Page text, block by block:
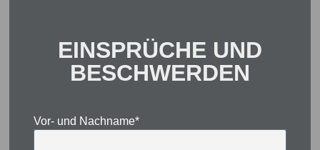
EINSPRÜCHE UND
BESCHWERDEN
Vor- und Nachname*